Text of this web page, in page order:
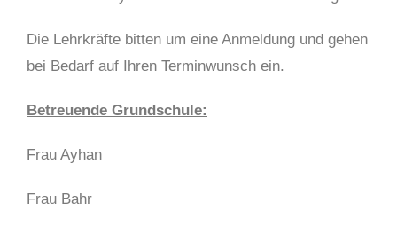
Die Lehrkräfte bitten um eine Anmeldung und gehen
bei Bedarf auf Ihren Terminwunsch ein.
Betreuende Grundschule:
Frau Ayhan
Frau Bahr